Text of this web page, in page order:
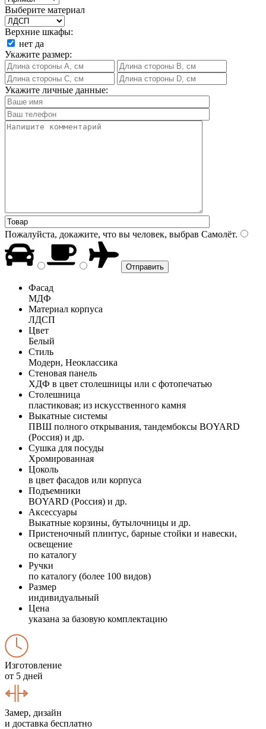
Выберите материал
Верхние шкафы:
нет да
Укажите размер:
Укажите личные данные:
Пожалуйста, докажите, что вы человек, выбрав Самолёт.
Фасад
МДФ
Материал корпуса
ЛДСП
Цвет
Белый
Стиль
Модерн, Неоклассика
Стеновая панель
ХДФ в цвет столешницы или с фотопечатью
Столешница
пластиковая; из искусственного камня
Выкатные системы
ПВШ полного открывания, тандембоксы BOYARD
(Россия) и др.
Сушка для посуды
Хромированная
Цоколь
в цвет фасадов или корпуса
Подъемники
BOYARD (Россия) и др.
Аксессуары
Выкатные корзины, бутылочницы и др.
Пристеночный плинтус, барные стойки и навески,
освещение
по каталогу
Ручки
по каталогу (более 100 видов)
Размер
индивидуальный
Цена
указана за базовую комплектацию
Изготовление
от 5 дней
Замер, дизайн
и доставка бесплатно